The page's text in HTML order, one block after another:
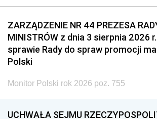
2014 2013
2011 2010
2008 2007
2005
1996 1995
ZARZĄDZENIE NR 44 PREZESA
MINISTRÓW z dnia 3 sierpnia 2026
sprawie Rady do spraw promocji
Polski
Monitor Polski rok 2026 poz. 755
UCHWAŁA SEJMU